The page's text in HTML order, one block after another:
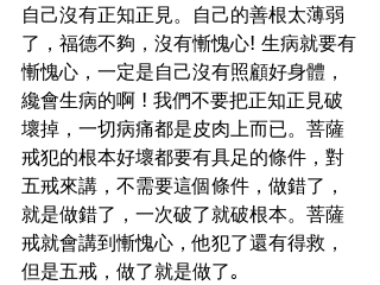
自己沒有正知正見。自己的善根太薄弱
了，福德不夠，沒有慚愧心! 生病就要有
慚愧心，一定是自己沒有照顧好身體，
纔會生病的啊 ! 我們不要把正知正見破
壞掉，一切病痛都是皮肉上而已。菩薩
戒犯的根本好壞都要有具足的條件，對
五戒來講，不需要這個條件，做錯了，
就是做錯了，一次破了就破根本。菩薩
戒就會講到慚愧心，他犯了還有得救，
但是五戒，做了就是做了｡